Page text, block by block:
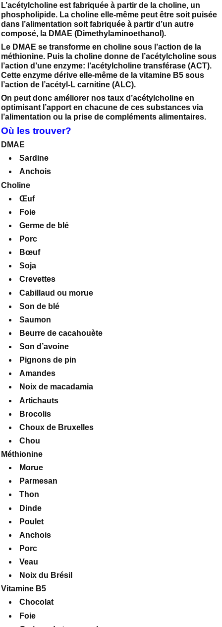
L’acétylcholine est fabriquée à partir de la choline, un
phospholipide. La choline elle-même peut être soit puisée
dans l’alimentation soit fabriquée à partir d’un autre
composé, la DMAE (Dimethylaminoethanol).
Le DMAE se transforme en choline sous l’action de la
méthionine. Puis la choline donne de l’acétylcholine sous
l’action d’une enzyme: l’acétylcholine transférase (ACT).
Cette enzyme dérive elle-même de la vitamine B5 sous
l’action de l’acétyl-L carnitine (ALC).
On peut donc améliorer nos taux d’acétylcholine en
optimisant l’apport en chacune de ces substances via
l’alimentation ou la prise de compléments alimentaires.
Où les trouver?
DMAE
Sardine
Anchois
Choline
Œuf
Foie
Germe de blé
Porc
Bœuf
Soja
Crevettes
Cabillaud ou morue
Son de blé
Saumon
Beurre de cacahouète
Son d’avoine
Pignons de pin
Amandes
Noix de macadamia
Artichauts
Brocolis
Choux de Bruxelles
Chou
Méthionine
Morue
Parmesan
Thon
Dinde
Poulet
Anchois
Porc
Veau
Noix du Brésil
Vitamine B5
Chocolat
Foie